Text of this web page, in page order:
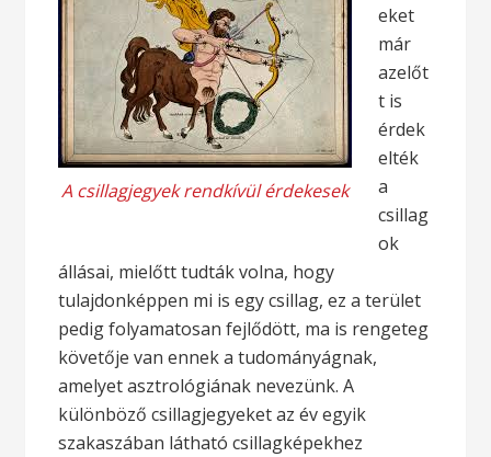
A csillagjegyek rendkívül érdekesek
eket
már
azelőt
t is
érdek
elték
a
csillag
ok
állásai, mielőtt tudták volna, hogy
tulajdonképpen mi is egy csillag, ez a terület
pedig folyamatosan fejlődött, ma is rengeteg
követője van ennek a tudományágnak,
amelyet asztrológiának nevezünk. A
különböző csillagjegyeket az év egyik
szakaszában látható csillagképekhez